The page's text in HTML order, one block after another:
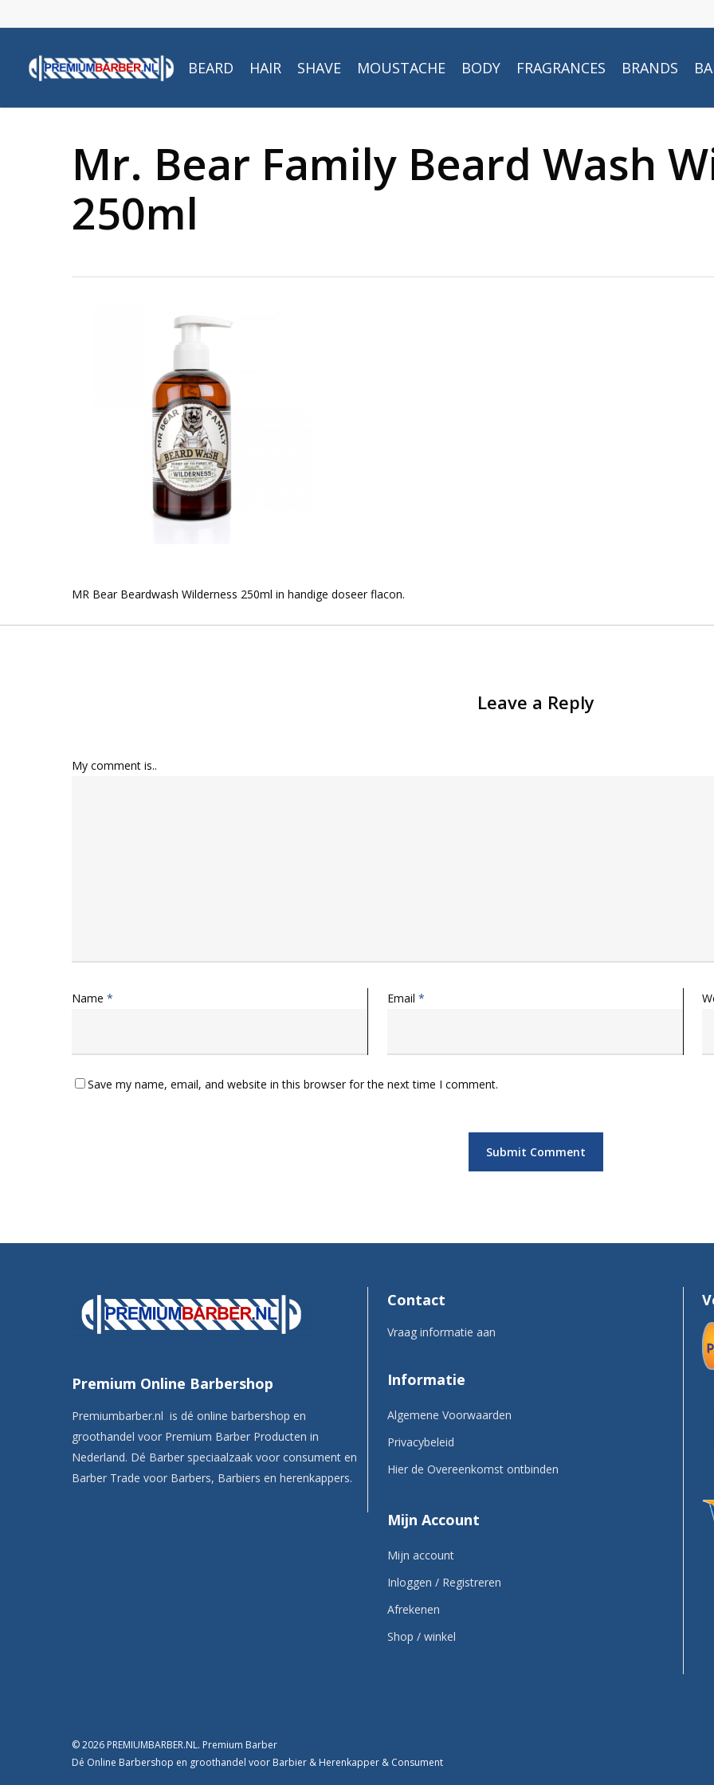
to
content
BEARD HAIR SHAVE MOUSTACHE BODY FRAGRANCES BRANDS
Mr. Bear Family Beard Wash
250ml
MR Bear Beardwash Wilderness 250ml in handige doseer flacon.
Leave a Reply
My comment is..
Name * Email *
Save my name, email, and website in this browser for the next time I comment.
Premium Online Barbershop
Premiumbarber.nl is dé online barbershop en
groothandel voor Premium Barber Producten in
Nederland. Dé Barber speciaalzaak voor consument en
Barber Trade voor Barbers, Barbiers en herenkappers.
Contact
Vraag informatie aan
Informatie
Algemene Voorwaarden
Privacybeleid
Hier de Overeenkomst ontbinden
Mijn Account
Mijn account
Inloggen / Registreren
Afrekenen
Shop / winkel
© 2026 PREMIUMBARBER.NL. Premium Barber
Dé Online Barbershop en groothandel voor Barbier & Herenkapper & Consument